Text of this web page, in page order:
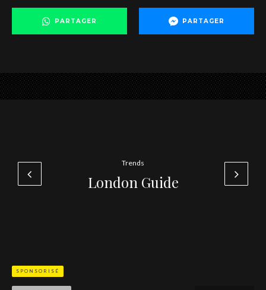
PARTAGER PARTAGER
Trends
London Guide
SPONSORISÉ